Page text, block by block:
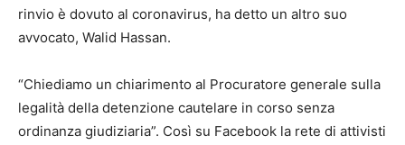
rinvio è dovuto al coronavirus, ha detto un altro suo
avvocato, Walid Hassan.
“Chiediamo un chiarimento al Procuratore generale sulla
legalità della detenzione cautelare in corso senza
ordinanza giudiziaria”. Così su Facebook la rete di attivisti